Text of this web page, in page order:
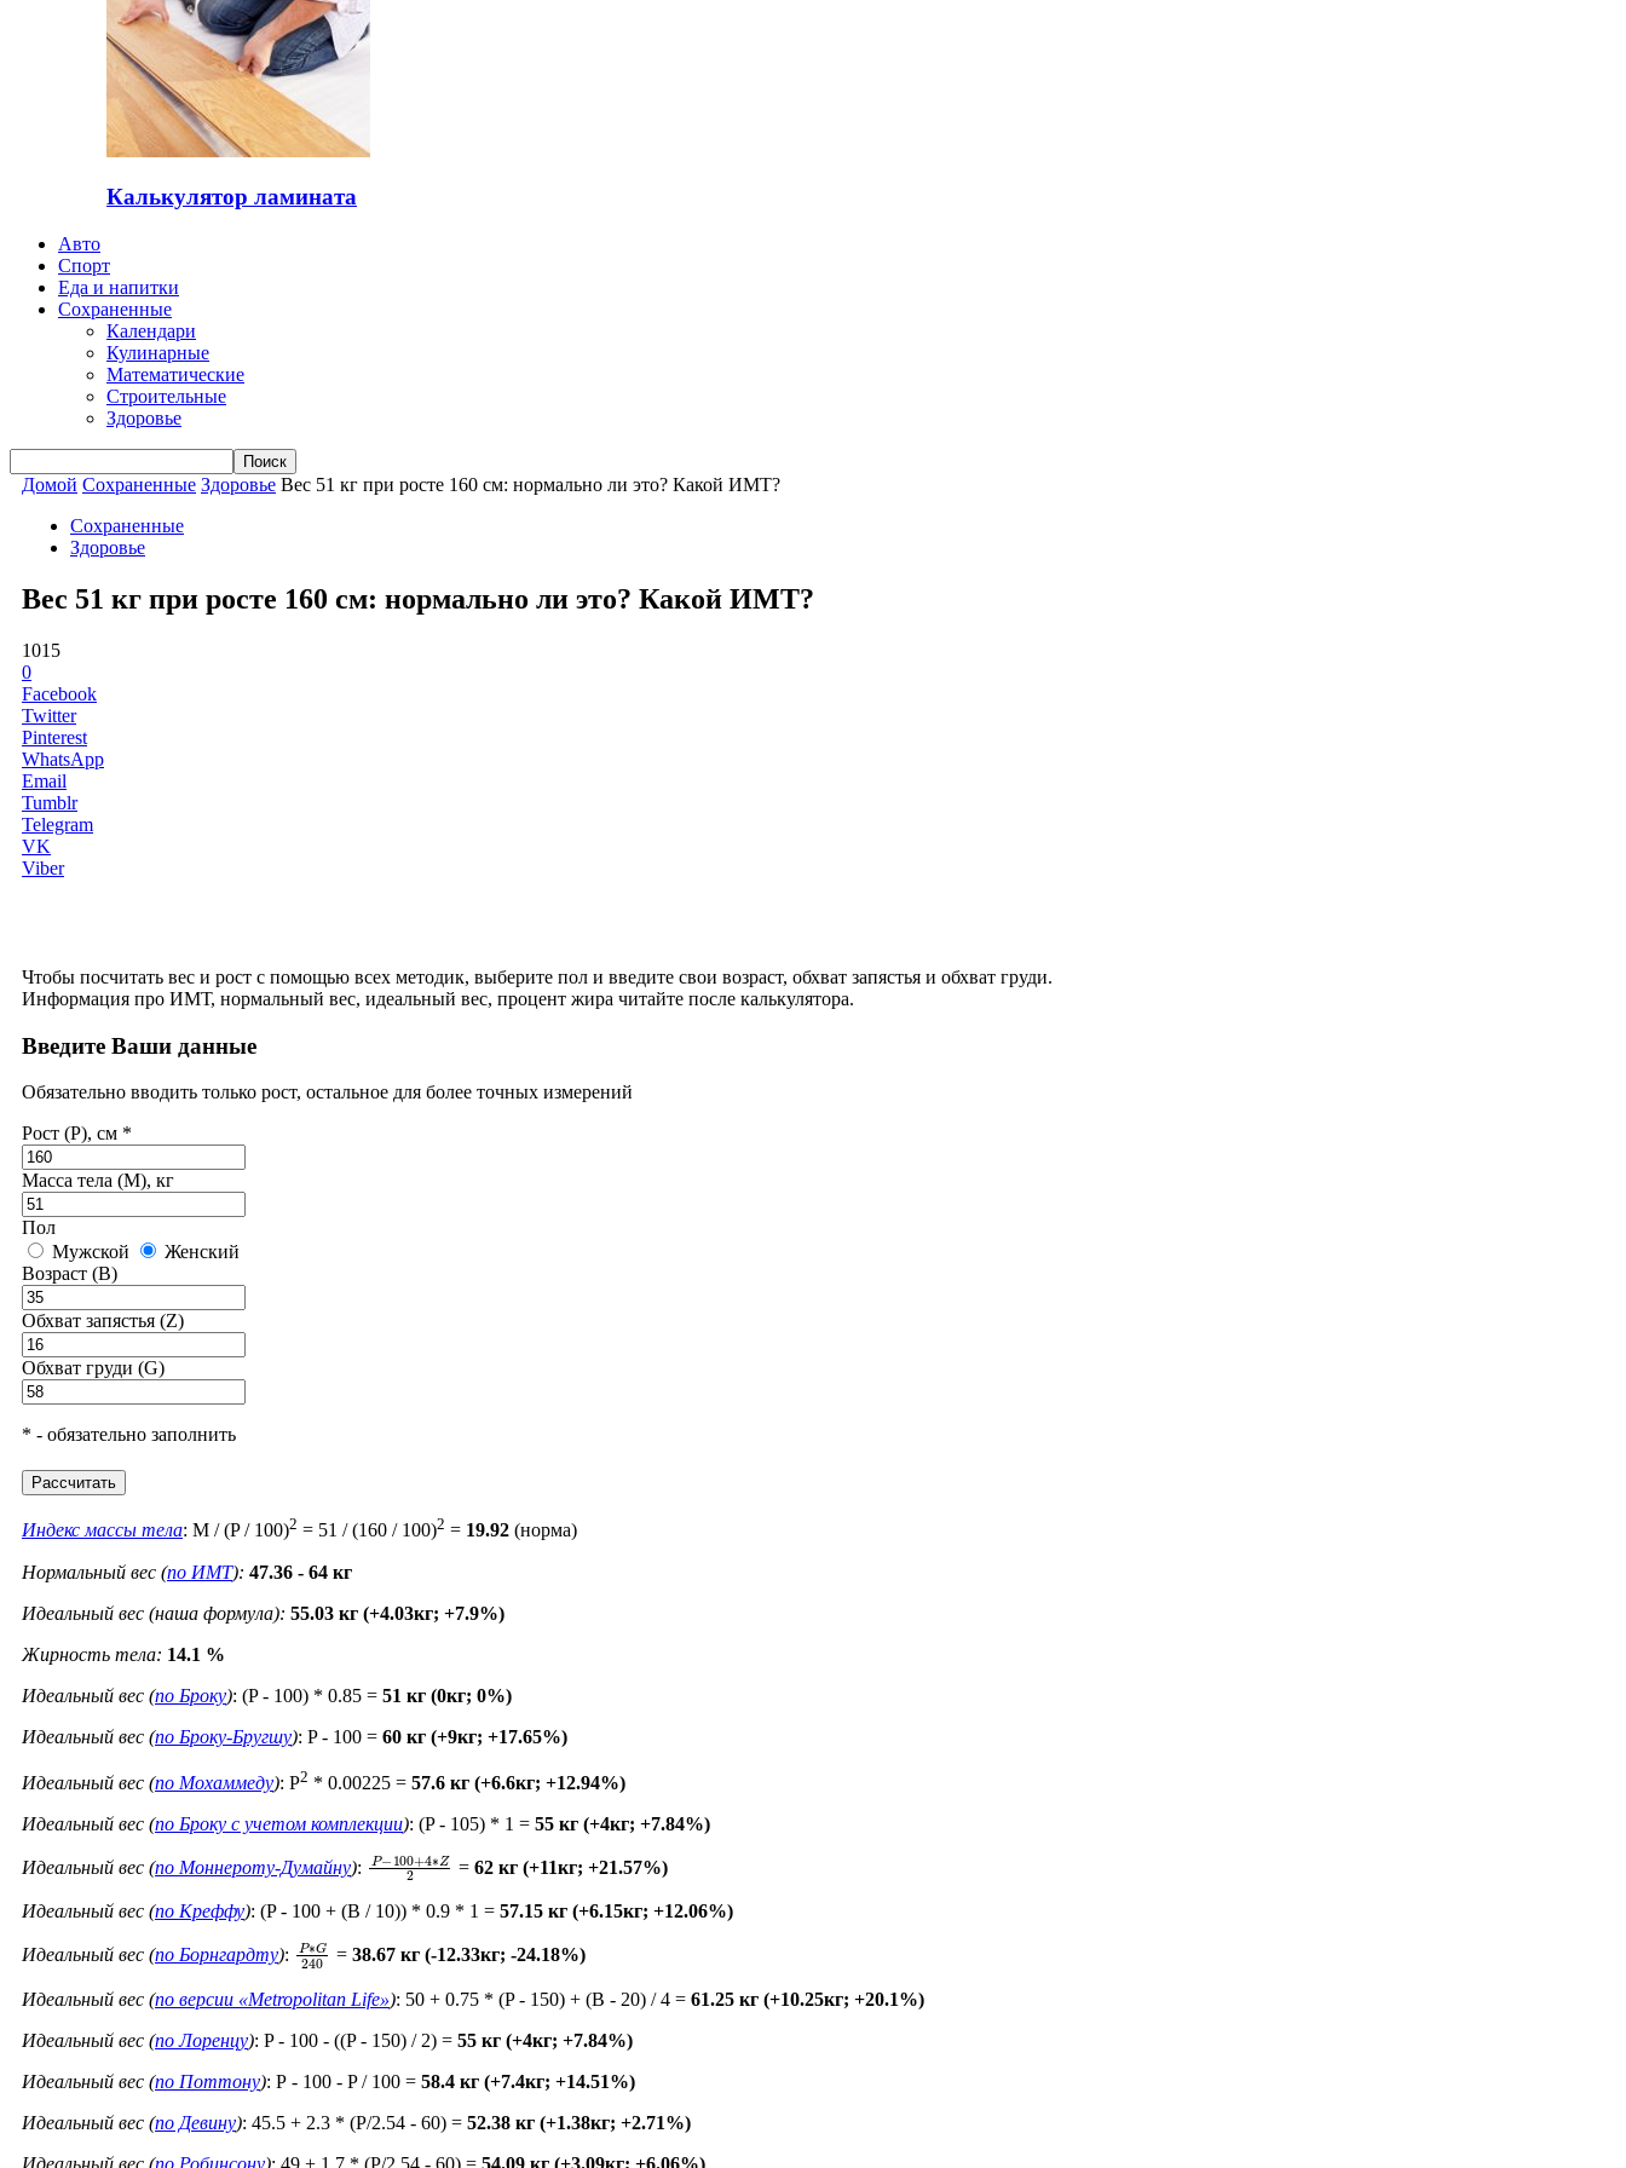
Калькулятор ламината
Авто
Спорт
Еда и напитки
Сохраненные
Календари
Кулинарные
Математические
Строительные
Здоровье
Домой Сохраненные Здоровье Вес 51 кг при росте 160 см: нормально ли это? Какой ИМТ?
Сохраненные
Здоровье
Вес 51 кг при росте 160 см: нормально ли это? Какой ИМТ?
1015
0
Facebook
Twitter
Pinterest
WhatsApp
Email
Tumblr
Telegram
VK
Viber
Чтобы посчитать вес и рост с помощью всех методик, выберите пол и введите свои возраст, обхват запястья и обхват груди.
Информация про ИМТ, нормальный вес, идеальный вес, процент жира читайте после калькулятора.
Введите Ваши данные
Обязательно вводить только рост, остальное для более точных измерений
Рост (P), см *
Масса тела (M), кг
Пол
Мужской
Женский
Возраст (B)
Обхват запястья (Z)
Обхват груди (G)
* - обязательно заполнить
Рассчитать
Индекс массы тела: M / (P / 100)2 = 51 / (160 / 100)2 = 19.92 (норма)
Нормальный вес (по ИМТ): 47.36 - 64 кг
Идеальный вес (наша формула): 55.03 кг (+4.03кг; +7.9%)
Жирность тела: 14.1 %
Идеальный вес (по Броку): (P - 100) * 0.85 = 51 кг (0кг; 0%)
Идеальный вес (по Броку-Бругшу): P - 100 = 60 кг (+9кг; +17.65%)
Идеальный вес (по Мохаммеду): P2 * 0.00225 = 57.6 кг (+6.6кг; +12.94%)
Идеальный вес (по Броку c учетом комплекции): (P - 105) * 1 = 55 кг (+4кг; +7.84%)
Идеальный вес (по Моннероту-Думайну): P− 100 +4∗ 2
=62 кг (+11кг; +21.57%)
Идеальный вес (по Креффу): (P - 100 + (B / 10)) * 0.9 * 1 = 57.15 кг (+6.15кг; +12.06%)
Идеальный вес (по Борнгардту): P∗G 240
=38.67 кг (-12.33кг; -24.18%)
Идеальный вес (по версии «Metropolitan Life»): 50 + 0.75 * (P - 150) + (B - 20) / 4 = 61.25 кг (+10.25кг; +20.1%)
Идеальный вес (по Лоренцу): P - 100 - ((P - 150) / 2) = 55 кг (+4кг; +7.84%)
Идеальный вес (по Поттону): Р - 100 - P / 100 = 58.4 кг (+7.4кг; +14.51%)
Идеальный вес (по Девину): 45.5 + 2.3 * (P/2.54 - 60) = 52.38 кг (+1.38кг; +2.71%)